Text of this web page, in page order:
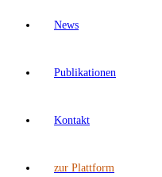
News
Publikationen
Kontakt
zur Plattform